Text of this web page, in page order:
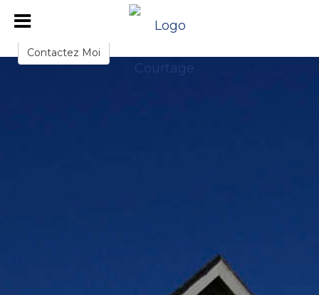
Kevin Wood
REALTOR
Contactez Moi